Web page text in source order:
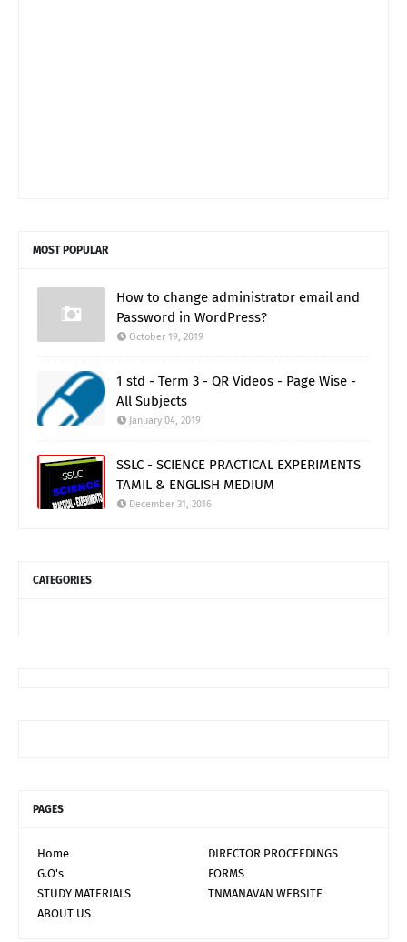
MOST POPULAR
How to change administrator email and
Password in WordPress?
October 19, 2019
1 std - Term 3 - QR Videos - Page Wise -
All Subjects
January 04, 2019
SSLC - SCIENCE PRACTICAL EXPERIMENTS
TAMIL & ENGLISH MEDIUM
December 31, 2016
CATEGORIES
PAGES
Home
DIRECTOR PROCEEDINGS
G.O's
FORMS
STUDY MATERIALS
TNMANAVAN WEBSITE
ABOUT US